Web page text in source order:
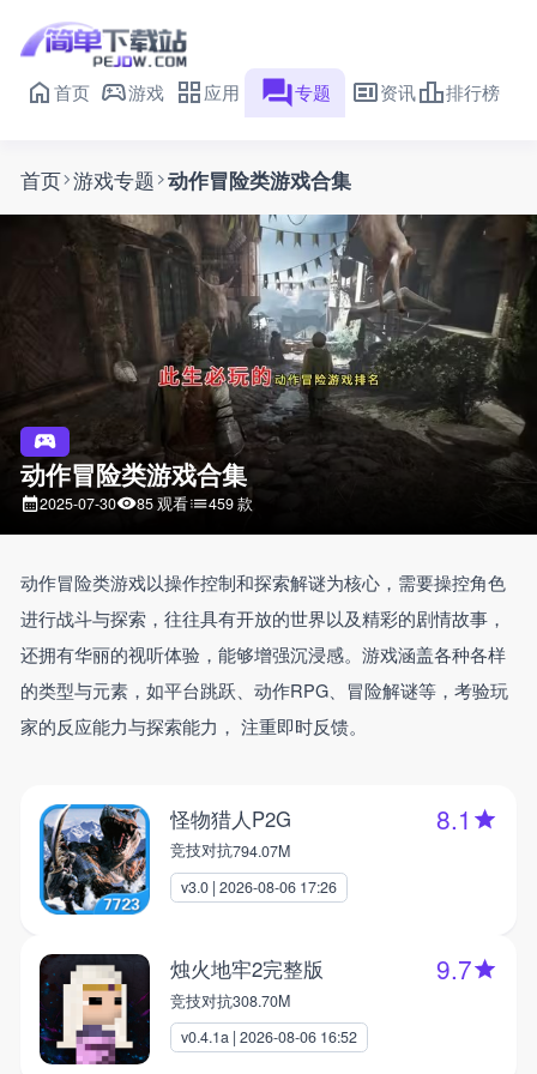
首页 游戏 应用 专题 资讯 排行榜
首页 游戏专题 动作冒险类游戏合集
动作冒险类游戏合集
2025-07-30 85 观看 459 款
动作冒险类游戏以‌操作控制和探索解谜‌为核心，需要操控角色
进行战斗与探索，往往具有开放的世界以及精彩的剧情故事，
还拥有华丽的‌视听体验，能够增强沉浸感。游戏涵盖各种各样
的类型与元素，如平台跳跃‌、‌动作RPG‌、‌冒险解谜‌等，考验玩
家的反应能力与探索能力， ‌注重即时反馈。
怪物猎人P2G
竞技对抗794.07M
v3.0 | 2026-08-06 17:26
8.1
烛火地牢2完整版
竞技对抗308.70M
v0.4.1a | 2026-08-06 16:52
9.7